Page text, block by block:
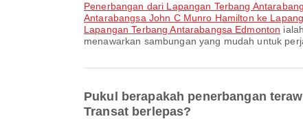
penerbangan dari Lapangan Terbang
Antarabangsa John C Munro Hamilton ke
Lapangan Terbang Antarabangsa Edmonton
menawarkan sambungan yang mudah untuk
Pukul berapakah penerbangan
Transat berlepas?